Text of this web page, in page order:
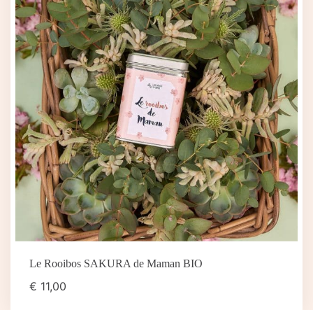
Le Rooibos SAKURA de Maman BIO
€ 11,00